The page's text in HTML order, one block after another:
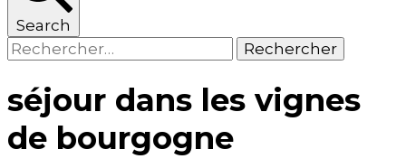
Search
Rechercher :
séjour dans les vignes
de bourgogne